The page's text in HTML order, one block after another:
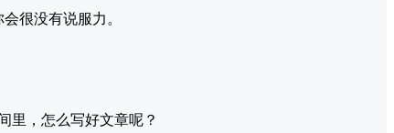
很没有说服力。
里，怎么写好文章呢？